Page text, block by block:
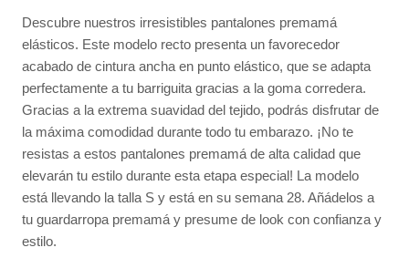
Descubre nuestros irresistibles pantalones premamá
elásticos. Este modelo recto presenta un favorecedor
acabado de cintura ancha en punto elástico, que se adapta
perfectamente a tu barriguita gracias a la goma corredera.
Gracias a la extrema suavidad del tejido, podrás disfrutar de
la máxima comodidad durante todo tu embarazo. ¡No te
resistas a estos pantalones premamá de alta calidad que
elevarán tu estilo durante esta etapa especial! La modelo
está llevando la talla S y está en su semana 28. Añádelos a
tu guardarropa premamá y presume de look con confianza y
estilo.